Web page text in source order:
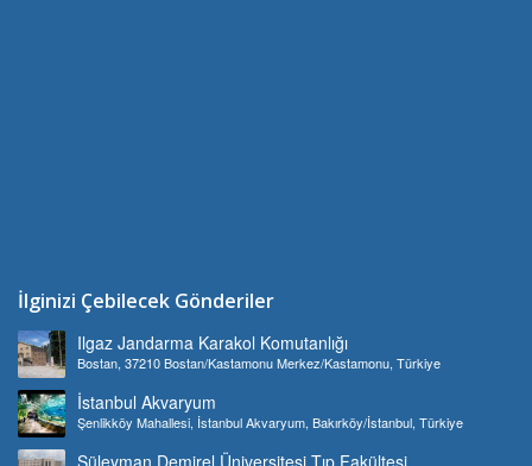
İlginizi Çebilecek Gönderiler
Ilgaz Jandarma Karakol Komutanlığı
Bostan, 37210 Bostan/Kastamonu Merkez/Kastamonu, Türkiye
İstanbul Akvaryum
Şenlikköy Mahallesi, İstanbul Akvaryum, Bakırköy/İstanbul, Türkiye